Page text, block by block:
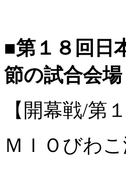
■第１８回日
節の試合会場
【開幕戦/
ＭＩＯび